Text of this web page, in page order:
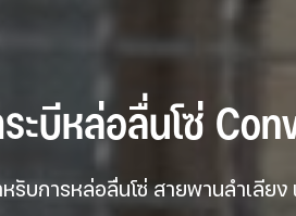
ะบีหล่อลื่นโซ่
รับการหล่อลื่นโซ่ สายพานลำเลียง